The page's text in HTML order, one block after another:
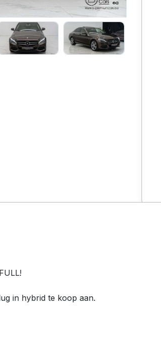
in hybrid te koop aan.